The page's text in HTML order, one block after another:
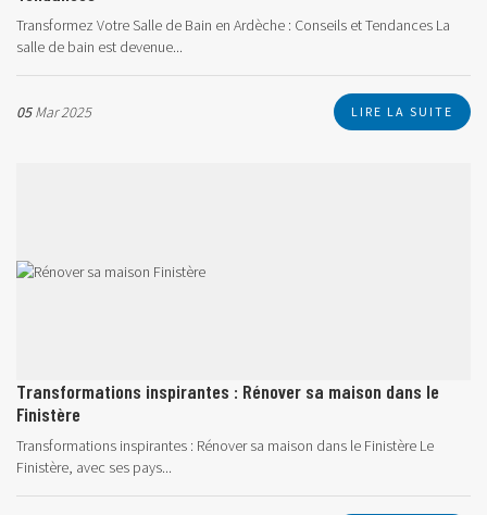
Transformez Votre Salle de Bain en Ardèche : Conseils et Tendances La
salle de bain est devenue...
05Mar 2025 LIRE LA SUITE
Transformations inspirantes : Rénover sa maison dans le
Finistère
Transformations inspirantes : Rénover sa maison dans le Finistère Le
Finistère, avec ses pays...